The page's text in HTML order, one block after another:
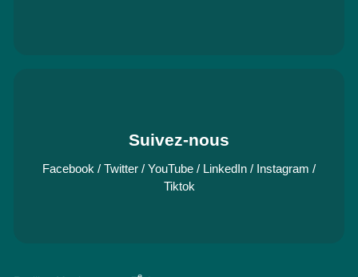
Suivez-nous
Facebook / Twitter / YouTube / LinkedIn / Instagram /
Tiktok